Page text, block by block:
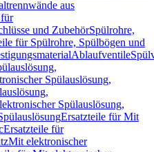
aus
und ZubehörSpülrohre,
für Spülrohre, Spülbögen und
Ablaufventile
Spülauslösung,
Spülauslösung,
Ersatzteile für Mit
Ersatzteile für
Mit elektronischer